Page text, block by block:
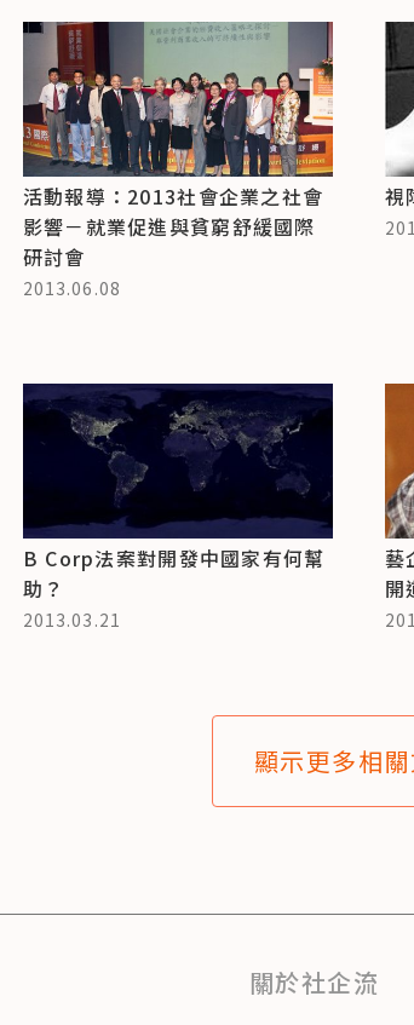
活動報導：2013社會企業之社會
影響－就業促進與貧窮舒緩國際
研討會
2013.06.08
視
B Corp法案對開發中國家有何幫
助？
2013.03.21
藝
開
顯示更多相
關於社企流